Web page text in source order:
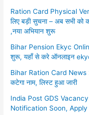
Ration Card Physical
लिए बड़ी सुचना – अब सभी को
,नया अभियान शुरू
Bihar Pension Ekyc
शुरू, यहाँ से करे ऑनलाइन
Bihar Ration Card News
कटेगा नाम, लिस्ट हुआ जारी
India Post GDS
Notification Soon, Apply